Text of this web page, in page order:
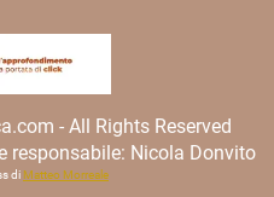
- All Rights Reserved
responsabile: Nicola Donvito
di Matteo Morreale